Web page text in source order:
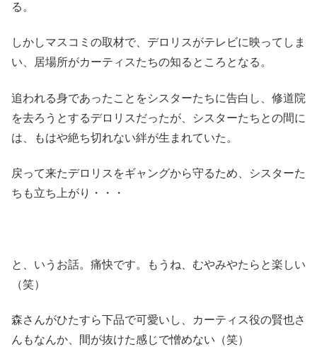
る。
しかしマスコミの取材で、デロリスがテレビに映ってしま
い、居場所がカーティスたちの知るところとなる。
追われる身であったことをシスターたちに告白し、修道院
を去ろうとするデロリスだったが、シスターたちとの間に
は、もはや絶ち切れない絆が生まれていた。
戻って来たデロリスをギャングから守るため、シスターた
ちも立ち上がり・・・
と、いうお話。痛快です。もうね、むやみやたらと楽しい
（笑）
森さんがひたすら下品で可愛いし、カーティス役の賢也さ
んもなんか、間が抜けた感じで憎めない（笑）